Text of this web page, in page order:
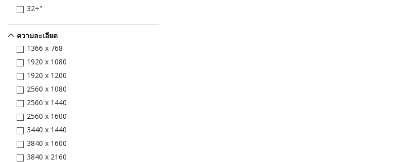
32+"
ความละเอียด
1366 x 768
1920 x 1080
1920 x 1200
2560 x 1080
2560 x 1440
2560 x 1600
3440 x 1440
3840 x 1600
3840 x 2160